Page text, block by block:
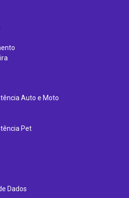
Auto e Moto
Pet
Dados